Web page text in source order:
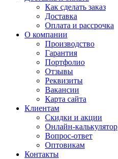
Как сделать заказ
Доставка
Оплата и рассрочка
О компании
Производство
Гарантия
Портфолио
Отзывы
Реквизиты
Вакансии
Карта сайта
Клиентам
Скидки и акции
Онлайн-калькулятор
Вопрос-ответ
Оптовикам
Контакты